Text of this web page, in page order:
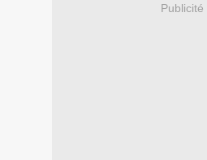
Publicité